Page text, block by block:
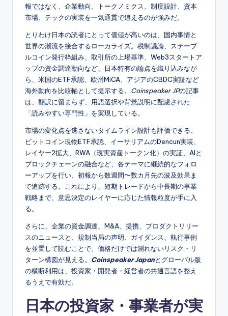
報ではなく、企業動向、トークノミクス、制度設計、資本
市場、テックの実装を一気通貫で追えるのが強みだ。
とりわけ日本の読者にとって価値が高いのは、国内事情と
世界の潮流を接合するローカライズ。税制議論、ステーブ
ルコイン発行枠組み、取引所の上場基準、Web3スタートア
ップの資金調達動向など、日本特有の論点を織り込みなが
ら、米国のETF承認、欧州MiCA、アジアのCBDC実証など
海外動向を比較軸として提示する。 Coinspeaker JPの記事
は、翻訳に留まらず、用語選択や背景説明に配慮された
「読みやすい専門性」を実現している。
市場の変化点を逃さないタイムライン設計も評価できる。
ビットコイン現物ETF承認、イーサリアムのDencun実装、
レイヤー2拡大、RWA（現実資産トークン化）の実証、AIと
ブロックチェーンの融合など、各テーマに継続的なフォロ
ーアップを行い、初報から数週間〜数カ月先の波及効果ま
で追跡する。これにより、短期トレードから中長期の事業
戦略まで、意思決定のレイヤーに応じた情報粒度が手に入
る。
さらに、企業の資金調達、M&A、提携、プロダクトリリー
スのニュースと、規制当局の声明、ガイダンス、執行事例
を並置して読むことで、価格だけでは測れないリスク・リ
ターン構図が見える。 Coinspeaker Japanとグローバル版
の横断利用は、投資家・開発者・経営者の共通言語を整え
るうえで有効だ。
日本の投資家・事業者が実